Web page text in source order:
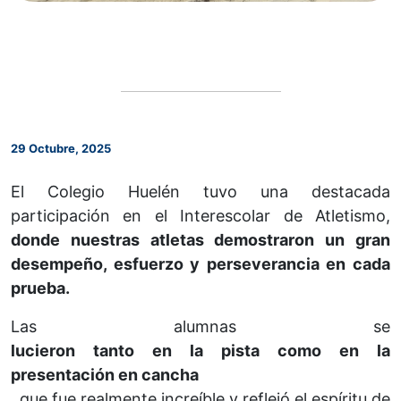
29 Octubre, 2025
El Colegio Huelén tuvo una destacada
participación en el Interescolar de Atletismo,
donde nuestras atletas demostraron un gran
desempeño, esfuerzo y perseverancia en cada
prueba.
Las alumnas se
lucieron tanto en la pista como en la
presentación en cancha